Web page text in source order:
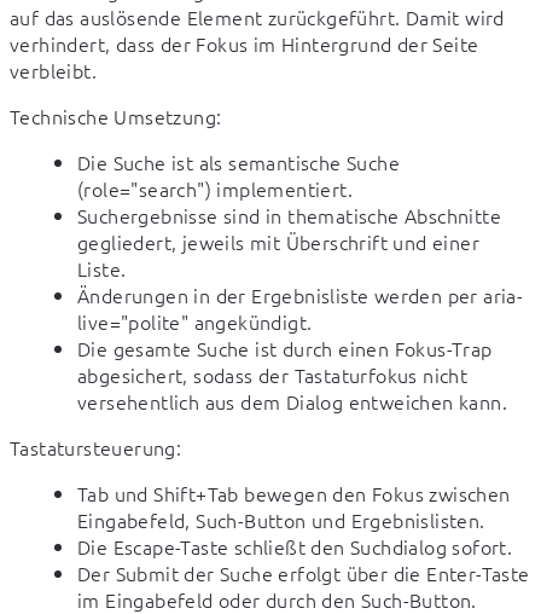
auf das auslösende Element zurückgeführt. Damit wird
verhindert, dass der Fokus im Hintergrund der Seite
verbleibt.
Technische Umsetzung:
Die Suche ist als semantische Suche
(role="search") implementiert.
Suchergebnisse sind in thematische Abschnitte
gegliedert, jeweils mit Überschrift und einer
Liste.
Änderungen in der Ergebnisliste werden per aria-
live="polite" angekündigt.
Die gesamte Suche ist durch einen Fokus-Trap
abgesichert, sodass der Tastaturfokus nicht
versehentlich aus dem Dialog entweichen kann.
Tastatursteuerung:
Tab und Shift+Tab bewegen den Fokus zwischen
Eingabefeld, Such-Button und Ergebnislisten.
Die Escape-Taste schließt den Suchdialog sofort.
Der Submit der Suche erfolgt über die Enter-Taste
im Eingabefeld oder durch den Such-Button.